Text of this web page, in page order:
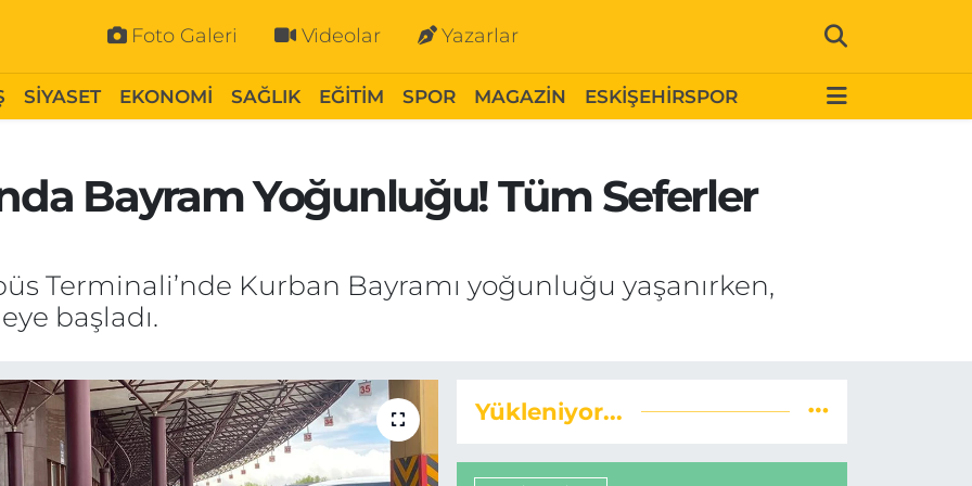
Foto Galeri Videolar Yazarlar
SİYASET EKONOMİ SAĞLIK EĞİTİM SPOR MAGAZİN ESKİŞEHİRSPOR
Bayram Yoğunluğu! Tüm Seferler
Terminali’nde Kurban Bayramı yoğunluğu yaşanırken,
başladı.
Yükleniyor...